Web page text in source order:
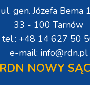
ul. gen. Józefa Bema
33 - 100 Tarnów
tel.: +48 14 627 50
e-mail: info@rdn.pl
RDN NOWY